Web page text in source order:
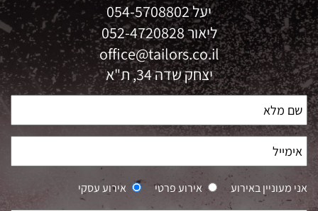
יעל054-5708802
ליאור052-4720828
office@tailors.co.il
יצחק שדה 34, ת"א
אירוע עסקי אירוע פרטי אני מעוניין באירוע